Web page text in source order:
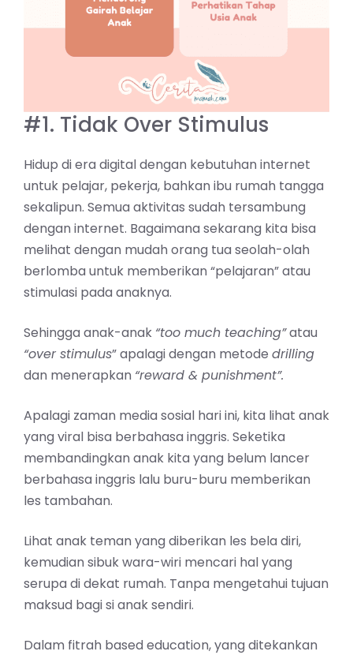
#1. Tidak Over Stimulus
Hidup di era digital dengan kebutuhan internet
untuk pelajar, pekerja, bahkan ibu rumah tangga
sekalipun. Semua aktivitas sudah tersambung
dengan internet. Bagaimana sekarang kita bisa
melihat dengan mudah orang tua seolah-olah
berlomba untuk memberikan “pelajaran” atau
stimulasi pada anaknya.
Sehingga anak-anak “too much teaching”atau
“over stimulus” apalagi dengan metode drilling
dan menerapkan “reward & punishment”.
Apalagi zaman media sosial hari ini, kita lihat anak
yang viral bisa berbahasa inggris. Seketika
membandingkan anak kita yang belum lancer
berbahasa inggris lalu buru-buru memberikan
les tambahan.
Lihat anak teman yang diberikan les bela diri,
kemudian sibuk wara-wiri mencari hal yang
serupa di dekat rumah. Tanpa mengetahui tujuan
maksud bagi si anak sendiri.
Dalam fitrah based education, yang ditekankan